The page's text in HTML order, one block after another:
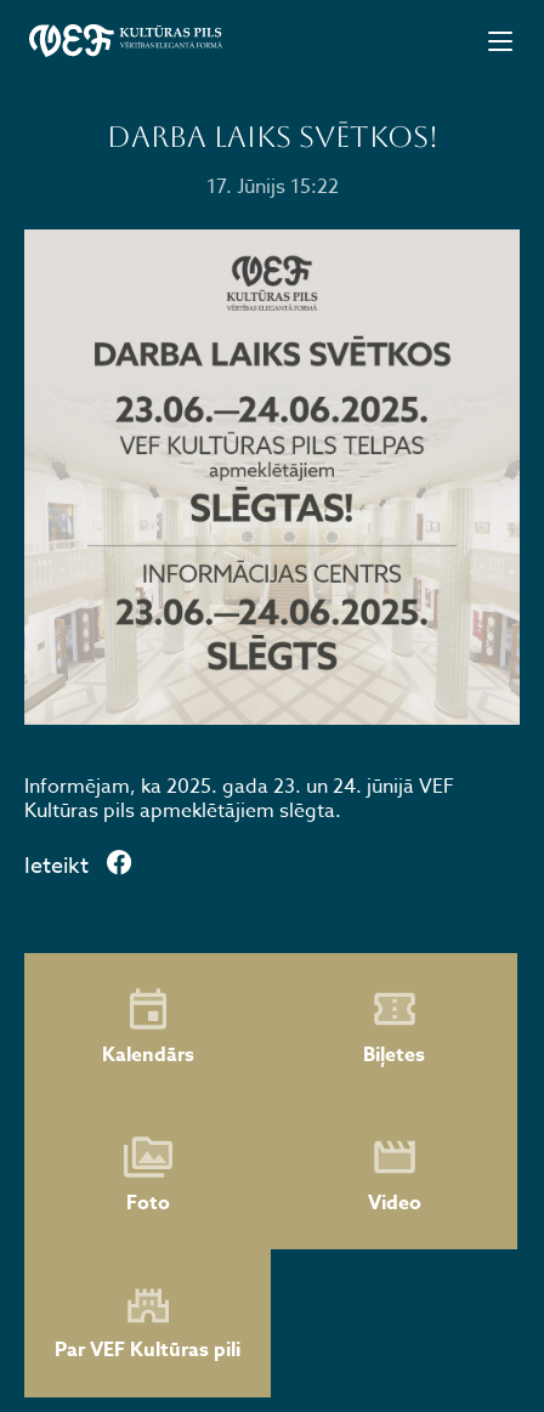
Darba laiks svētkos!
17. Jūnijs 15:22
Informējam, ka 2025. gada 23. un 24. jūnijā VEF
Kultūras pils apmeklētājiem slēgta.
Ieteikt
Kalendārs Biļetes
Foto Video
Par VEF Kultūras pili